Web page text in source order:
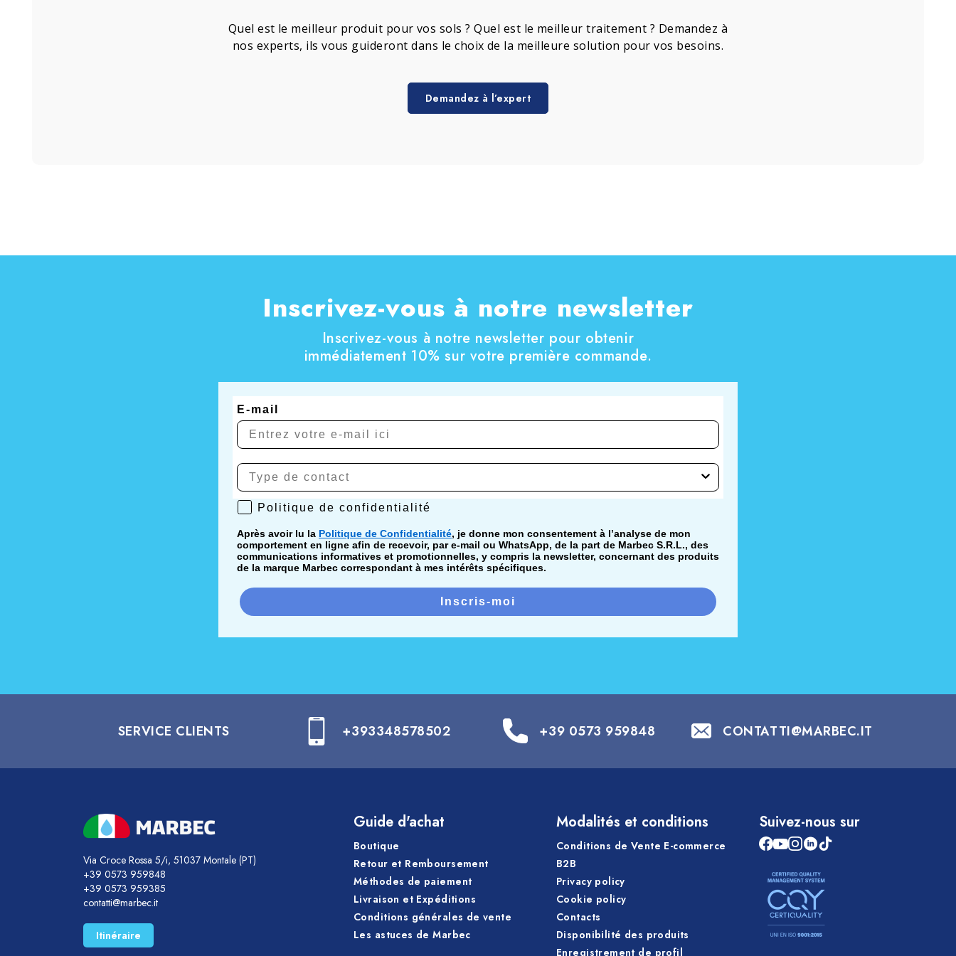
Quel est le meilleur produit pour vos sols ? Quel est le meilleur traitement ? Demandez à
nos experts, ils vous guideront dans le choix de la meilleure solution pour vos besoins.
Demandez à l’expert
Inscrivez-vous à notre newsletter
Inscrivez-vous à notre newsletter pour obtenir
immédiatement 10% sur votre première commande.
E-mail
Politique de confidentialité
Politique de confidentialité
Après avoir lu la Politique de Confidentialité, je donne mon consentement à l’analyse de mon
comportement en ligne afin de recevoir, par e-mail ou WhatsApp, de la part de Marbec S.R.L., des
communications informatives et promotionnelles, y compris la newsletter, concernant des produits
de la marque Marbec correspondant à mes intérêts spécifiques.
Inscris-moi
SERVICE CLIENTS +393348578502 +39 0573 959848 CONTATTI@MARBEC.IT
Via Croce Rossa 5/i, 51037 Montale (PT)
+39 0573 959848
+39 0573 959385
contatti@marbec.it
Itinéraire
Guide d'achat
Boutique
Retour et Remboursement
Méthodes de paiement
Livraison et Expéditions
Conditions générales de vente
Les astuces de Marbec
Modalités et conditions
Conditions de Vente E-commerce
B2B
Privacy policy
Cookie policy
Contacts
Disponibilité des produits
Enregistrement de profil
Suivez-nous sur